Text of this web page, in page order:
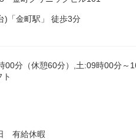
)「金町駅」 徒歩3分
00分（休憩60分）,土:09時00分～
ト
有給休暇